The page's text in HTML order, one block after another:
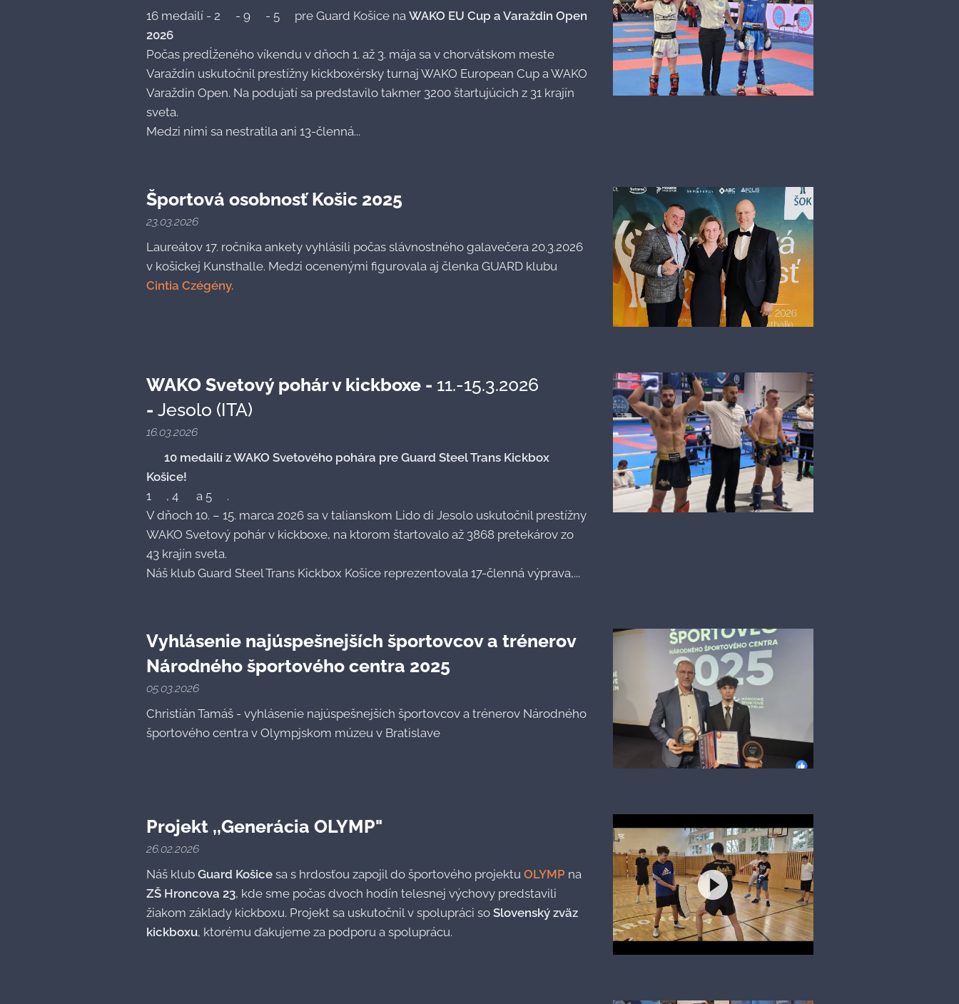
16 medailí - 2🥇- 9🥈- 5🥉pre Guard Košice na WAKO EU Cup a Varaždin Open
2026
Počas predĺženého víkendu v dňoch 1. až 3. mája sa v chorvátskom meste
Varaždín uskutočnil prestížny kickboxérsky turnaj WAKO European Cup a WAKO
Varaždin Open. Na podujatí sa predstavilo takmer 3200 štartujúcich z 31 krajín
sveta.
Medzi nimi sa nestratila ani 13-členná...
Športová osobnosť Košic 2025
23.03.2026
Laureátov 17. ročníka ankety vyhlásili počas slávnostného galavečera 20.3.2026
v košickej Kunsthalle. Medzi ocenenými figurovala aj členka GUARD klubu
Cintia Czégény.
WAKO Svetový pohár v kickboxe - 11.-15.3.2026
- Jesolo (ITA)🇮🇹
16.03.2026
🥊 10 medailí z WAKO Svetového pohára pre Guard Steel Trans Kickbox
Košice!
1🥇, 4🥈 a 5🥉.
V dňoch 10. – 15. marca 2026 sa v talianskom Lido di Jesolo uskutočnil prestížny
WAKO Svetový pohár v kickboxe, na ktorom štartovalo až 3868 pretekárov zo
43 krajín sveta.
Náš klub Guard Steel Trans Kickbox Košice reprezentovala 17-členná výprava,...
Vyhlásenie najúspešnejších športovcov a trénerov
Národného športového centra 2025
05.03.2026
Christián Tamáš - vyhlásenie najúspešnejších športovcov a trénerov Národného
športového centra v Olympjskom múzeu v Bratislave
Projekt ,,Generácia OLYMP"
26.02.2026
Náš klub Guard Košicesa s hrdosťou zapojil do športového projektu OLYMP na
ZŠ Hroncova 23, kde sme počas dvoch hodín telesnej výchovy predstavili
žiakom základy kickboxu. Projekt sa uskutočnil v spolupráci so Slovenský zväz
kickboxu, ktorému ďakujeme za podporu a spoluprácu.